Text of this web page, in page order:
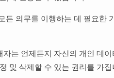
든 의무를 이행하는 데 필요한
는 언제든지 자신의 개인 데
및 삭제할 수 있는 권리를 가집